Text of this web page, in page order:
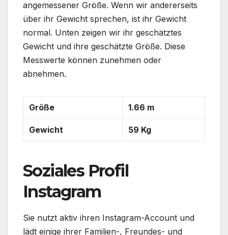
angemessener Größe. Wenn wir andererseits
über ihr Gewicht sprechen, ist ihr Gewicht
normal. Unten zeigen wir ihr geschätztes
Gewicht und ihre geschätzte Größe. Diese
Messwerte können zunehmen oder
abnehmen.
Größe 1.66 m
Gewicht 59 Kg
Soziales Profil
Instagram
Sie nutzt aktiv ihren Instagram-Account und
lädt einige ihrer Familien-, Freundes- und